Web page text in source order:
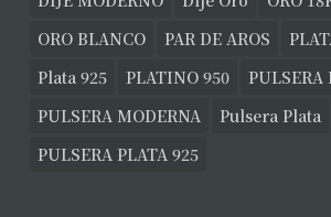
ORO BLANCO
PAR DE AROS
Plata 925
PLATINO 950
PULSERA
PULSERA MODERNA
Pulsera Plata
PULSERA PLATA 925